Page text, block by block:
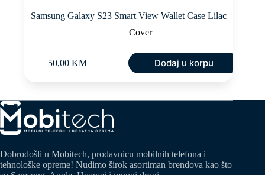
Samsung Galaxy S23 Smart View Wallet Case Lilac
Cover
50,00 KM Dodaj u korpu
Dobrodošli u Mobitech, prodavnicu mobilnih telefona i
tehnološke opreme! Nudimo širok asortiman brendova kao što